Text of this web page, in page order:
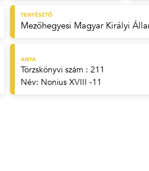
TENYÉSZTŐ
Mezőhegyesi Magyar Királyi
ANYA
Törzskönyvi szám : 211
Név: Nonius XVIII -11